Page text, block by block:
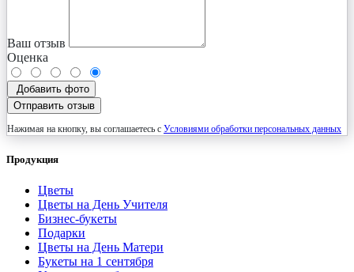
Ваш отзыв
Оценка
Добавить фото
Отправить отзыв
Нажимая на кнопку, вы соглашаетесь с Условиями обработки персональных данных
Продукция
Цветы
Цветы на День Учителя
Бизнес-букеты
Подарки
Цветы на День Матери
Букеты на 1 сентября